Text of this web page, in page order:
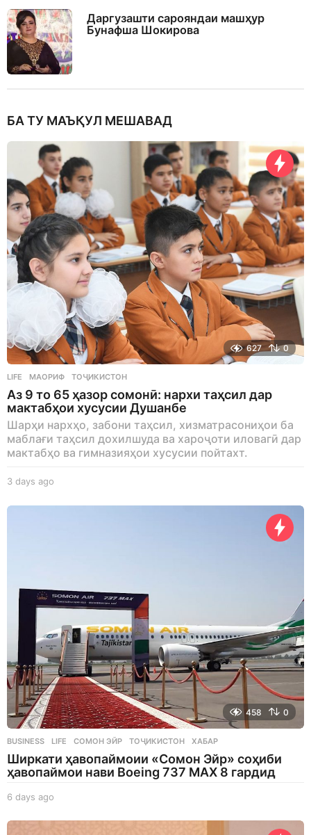
Даргузашти сарояндаи машҳур
Бунафша Шокирова
БА ТУ МАЪҚУЛ МЕШАВАД
627 0
LIFE МАОРИФ ,ТОҶИКИСТОН
Аз 9 то 65 ҳазор сомонӣ: нархи таҳсил дар
мактабҳои хусусии Душанбе
Шарҳи нархҳо, забони таҳсил, хизматрасониҳои ба
маблағи таҳсил дохилшуда ва хароҷоти иловагӣ дар
мактабҳо ва гимназияҳои хусусии пойтахт.
3 days ago
a
458 0
BUSINESS ,LIFE СОМОН ЭЙР ,ТОҶИКИСТОН ,ХАБАР
Ширкати ҳавопаймоии «Сомон Эйр» соҳиби
ҳавопаймои нави Boeing 737 MAX 8 гардид
6 days ago
a